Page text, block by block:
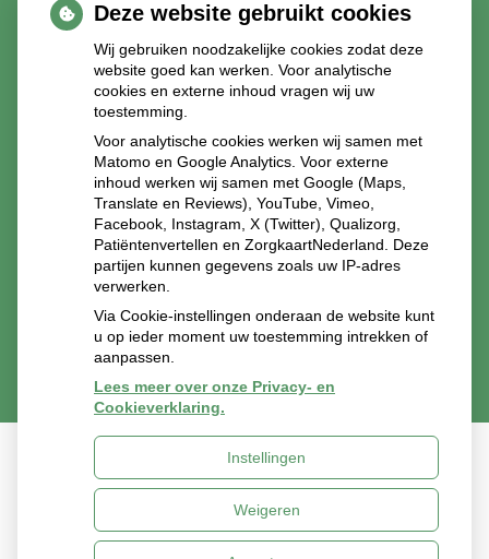
Cookie-instellingen
Deze website gebruikt cookies
Wij gebruiken noodzakelijke cookies zodat deze
website goed kan werken. Voor analytische
cookies en externe inhoud vragen wij uw
toestemming.
Voor analytische cookies werken wij samen met
Matomo en Google Analytics. Voor externe
inhoud werken wij samen met Google (Maps,
Translate en Reviews), YouTube, Vimeo,
Facebook, Instagram, X (Twitter), Qualizorg,
Patiëntenvertellen en ZorgkaartNederland. Deze
partijen kunnen gegevens zoals uw IP-adres
verwerken.
Via Cookie-instellingen onderaan de website kunt
u op ieder moment uw toestemming intrekken of
aanpassen.
Lees meer over onze Privacy- en
Cookieverklaring.
Instellingen
Weigeren